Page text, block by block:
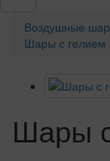
Воздушные
Шары с гелием
Шары